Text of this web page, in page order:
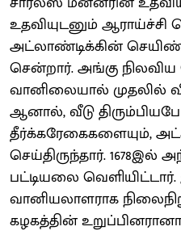
உதவியுடனும் ஆராய்ச்சி
அட்லாண்டிக்கின்
சென்றார். அங்கு
வானிலையால் முதலில்
ஆனால், வீடு
தீர்க்கரேகைகளையும்,
செய்திருந்தார். 1678இல்
பட்டியலை
வானியலாளராக
கழகத்தின்